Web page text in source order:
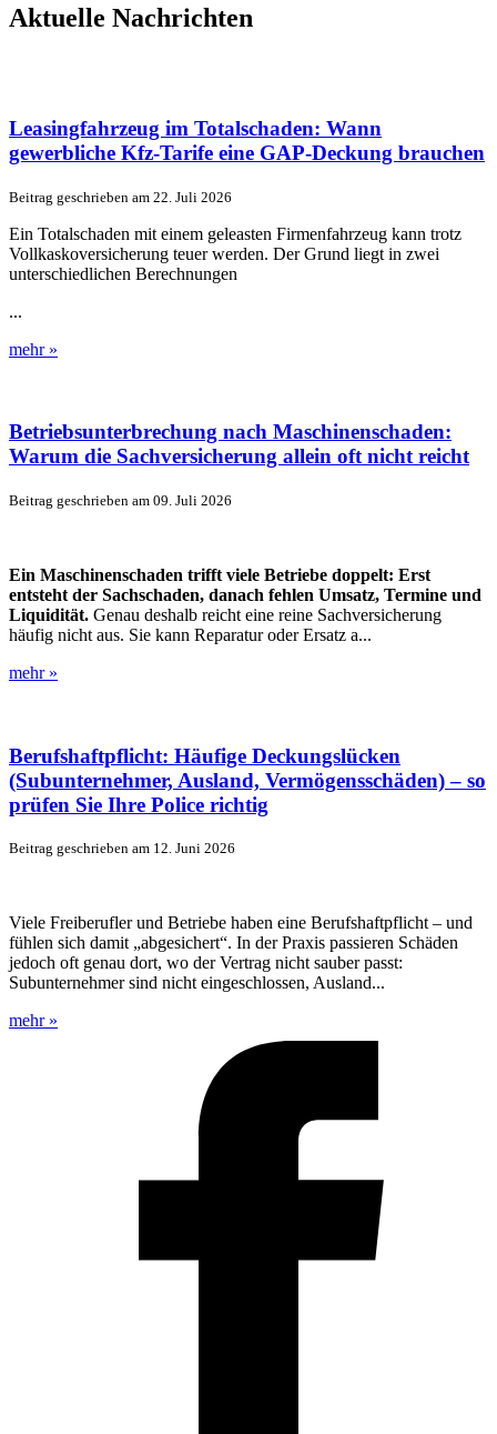
Aktuelle Nachrichten
Leasingfahrzeug im Totalschaden: Wann
gewerbliche Kfz-Tarife eine GAP-Deckung brauchen
Beitrag geschrieben am 22. Juli 2026
Ein Totalschaden mit einem geleasten Firmenfahrzeug kann trotz
Vollkaskoversicherung teuer werden. Der Grund liegt in zwei
unterschiedlichen Berechnungen
...
mehr »
Betriebsunterbrechung nach Maschinenschaden:
Warum die Sachversicherung allein oft nicht reicht
Beitrag geschrieben am 09. Juli 2026
Ein Maschinenschaden trifft viele Betriebe doppelt: Erst
entsteht der Sachschaden, danach fehlen Umsatz, Termine und
Liquidität. Genau deshalb reicht eine reine Sachversicherung
häufig nicht aus. Sie kann Reparatur oder Ersatz a...
mehr »
Berufshaftpflicht: Häufige Deckungslücken
(Subunternehmer, Ausland, Vermögensschäden) – so
prüfen Sie Ihre Police richtig
Beitrag geschrieben am 12. Juni 2026
Viele Freiberufler und Betriebe haben eine Berufshaftpflicht – und
fühlen sich damit „abgesichert“. In der Praxis passieren Schäden
jedoch oft genau dort, wo der Vertrag nicht sauber passt:
Subunternehmer sind nicht eingeschlossen, Ausland...
mehr »